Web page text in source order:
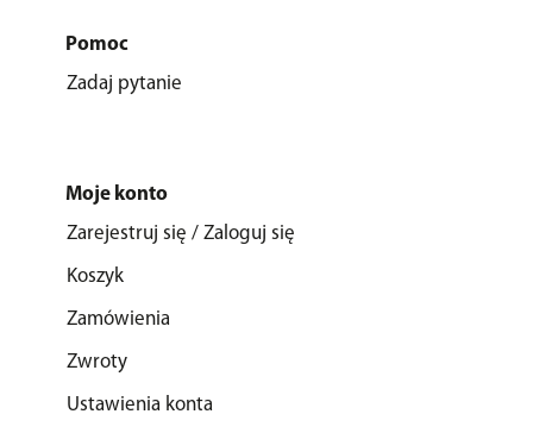
Pomoc
Zadaj pytanie
Moje konto
Zarejestruj się / Zaloguj się
Koszyk
Zamówienia
Zwroty
Ustawienia konta